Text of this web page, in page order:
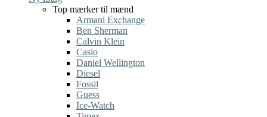
Top mærker til mænd
Armani Exchange
Ben Sherman
Calvin Klein
Casio
Daniel Wellington
Diesel
Fossil
Guess
Ice-Watch